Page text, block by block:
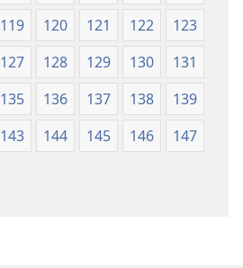
119 120 121 122
123
127 128 129 130
131
135 136 137 138
139
143 144 145 146
147